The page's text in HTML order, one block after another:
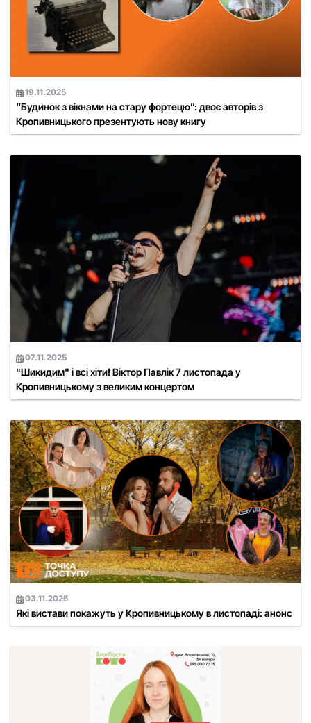
19.11.2025
“Будинок з вікнами на стару фортецю”: двоє авторів з
Кропивницького презентують нову книгу
07.11.2025
"Шикидим" і всі хіти! Віктор Павлік 7 листопада у
Кропивницькому з великим концертом
03.11.2025
Які вистави покажуть у Кропивницькому в листопаді: анонс